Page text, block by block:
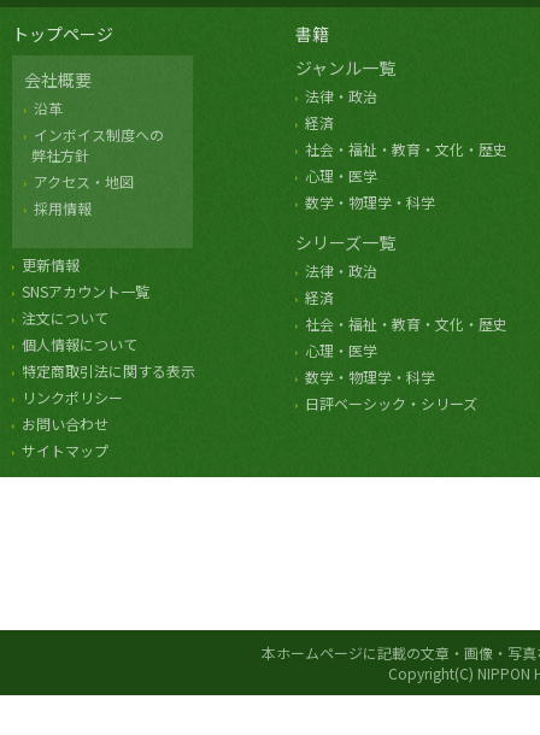
トップページ
会社概要
沿革
インボイス制度への
弊社方針
アクセス・地図
採用情報
更新情報
SNSアカウント一覧
注文について
個人情報について
特定商取引法に関する表示
リンクポリシー
お問い合わせ
サイトマップ
書籍
ジャンル一覧
法律・政治
経済
社会・福祉・教育・文化・歴史
心理・医学
数学・物理学・科学
シリーズ一覧
法律・政治
経済
社会・福祉・教育・文化・歴史
心理・医学
数学・物理学・科学
日評ベーシック・シリーズ
本ホームページに記載の文章・画像・写
Copyright(C) NIPPON